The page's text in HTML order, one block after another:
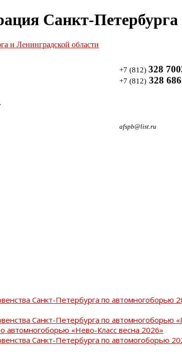
Санкт-Петербурга
+7 (812) 328
+7 (812) 328
afspb@list.ru
Санкт-Петербурга по автомногоборью
Санкт-Петербурга по автомногоборью
автомногоборью «Нево-Класс весна 2026»
Санкт-Петербурга по автомогоборью